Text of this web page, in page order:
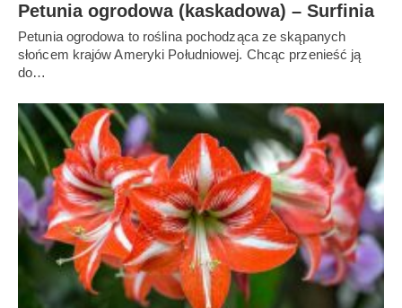
Petunia ogrodowa (kaskadowa) – Surfinia
Petunia ogrodowa to roślina pochodząca ze skąpanych
słońcem krajów Ameryki Południowej. Chcąc przenieść ją
do…